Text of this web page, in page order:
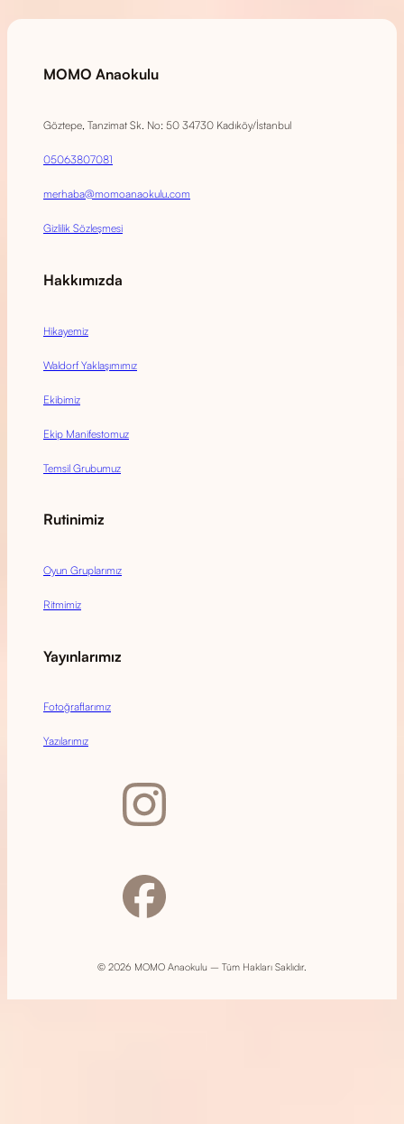
MOMO Anaokulu
Göztepe, Tanzimat Sk. No: 50 34730 Kadıköy/İstanbul
05063807081
merhaba@momoanaokulu.com
Gizlilik Sözleşmesi
Hakkımızda
Hikayemiz
Waldorf Yaklaşımımız
Ekibimiz
Ekip Manifestomuz
Temsil Grubumuz
Rutinimiz
Oyun Gruplarımız
Ritmimiz
Yayınlarımız
Fotoğraflarımız
Yazılarımız
© 2026 MOMO Anaokulu – Tüm Hakları Saklıdır.